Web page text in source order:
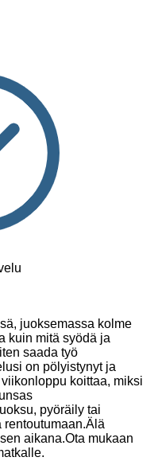
juoksemassa kolme
kuin mitä syödä ja
saada työ
on pölyistynyt ja
koittaa, miksi
pyöräily tai
rentoutumaan.Älä
aikana.Ota mukaan